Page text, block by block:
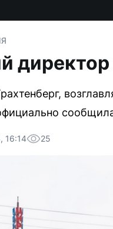
директор
16:14 25